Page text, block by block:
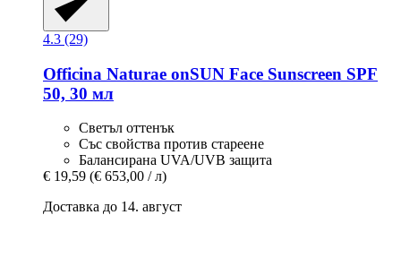
4.3 (29)
Officina Naturae onSUN Face Sunscreen SPF
50, 30 мл
Светъл оттенък
Със свойства против стареене
Балансирана UVA/UVB защита
€ 19,59 (€ 653,00 / л)
Доставка до 14. август